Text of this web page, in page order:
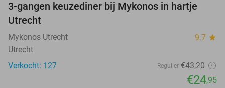
42%
3-gangen keuzediner bij Mykonos in hartje
Utrecht
Mykonos Utrecht 9.7 star
Utrecht
Verkocht: 127
Regulier €43,20
€24,95